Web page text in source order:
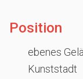
Position
ebenes
Kunststadt